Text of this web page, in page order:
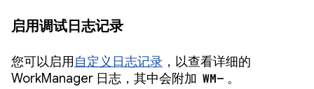
启用调试日志记录
您可以启用 自定义日志记录 ，以查看详细的
WorkManager 日志，其中会附加 WM— 。